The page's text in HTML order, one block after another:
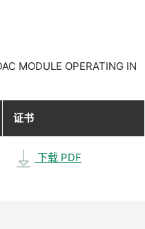
MODULE OPERATING IN
证书
下载 PDF